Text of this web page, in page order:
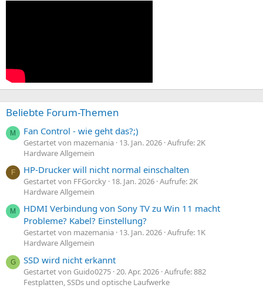
Beliebte Forum-Themen
M Fan Control - wie geht das?;)
Gestartet von mazemania 13. Jan. 2026 Aufrufe: 2K
Hardware Allgemein
F HP-Drucker will nicht normal einschalten
Gestartet von FFGorcky 18. Jan. 2026 Aufrufe: 2K
Hardware Allgemein
M
HDMI Verbindung von Sony TV zu Win 11 macht
Probleme? Kabel? Einstellung?
Gestartet von mazemania 13. Jan. 2026 Aufrufe: 1K
Hardware Allgemein
G SSD wird nicht erkannt
Gestartet von Guido0275 20. Apr. 2026 Aufrufe: 882
Festplatten, SSDs und optische Laufwerke